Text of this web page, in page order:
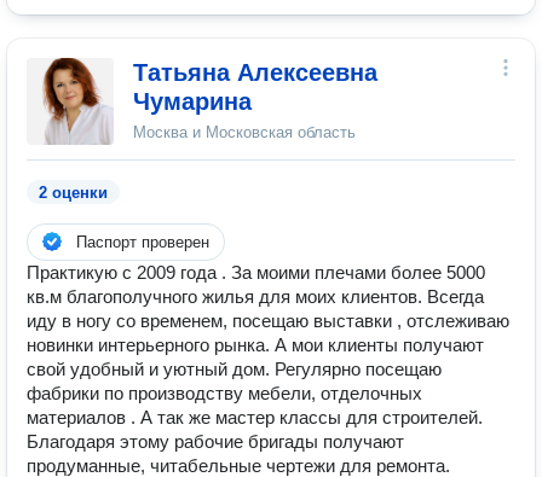
Татьяна Алексеевна
Чумарина
Москва и Московская область
2 оценки
Паспорт проверен
Практикую с 2009 года . За моими плечами более 5000
кв.м благополучного жилья для моих клиентов. Всегда
иду в ногу со временем, посещаю выставки , отслеживаю
новинки интерьерного рынка. А мои клиенты получают
свой удобный и уютный дом. Регулярно посещаю
фабрики по производству мебели, отделочных
материалов . А так же мастер классы для строителей.
Благодаря этому рабочие бригады получают
продуманные, читабельные чертежи для ремонта.